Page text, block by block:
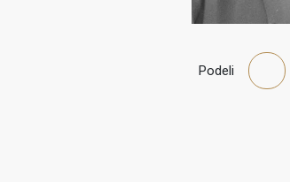
Podeli